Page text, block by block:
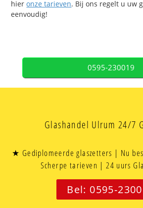
hieronze tarieven. Bij ons regelt u uw
eenvoudig!
0595-230019
Glashandel Ulrum 24/7
★ Gediplomeerde glaszetters | Nu
Scherpe tarieven | 24 uurs
Bel: 0595-